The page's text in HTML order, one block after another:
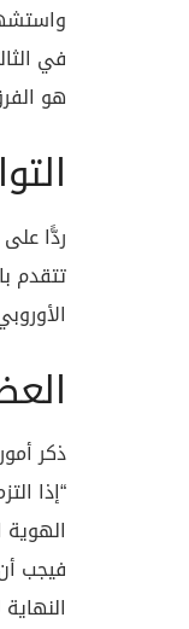
في
هو
ردًّا
تتقدم
الأوروبي في
“إذا
الهوية
فيجب